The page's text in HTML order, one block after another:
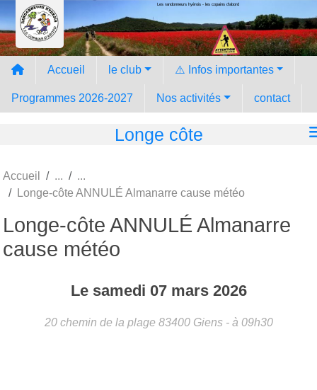
Les randonneurs hyèrois - les copains d'abord
Accueil le club ⚠️ Infos importantes
Programmes 2026-2027 Nos activités contact
Longe côte
Accueil
Longe-côte ANNULÉ Almanarre cause météo
Longe-côte ANNULÉ Almanarre
cause météo
Le samedi 07 mars 2026
20 chemin de la plage 83400 Giens - à 09h30
Panneau de gestion des cookies